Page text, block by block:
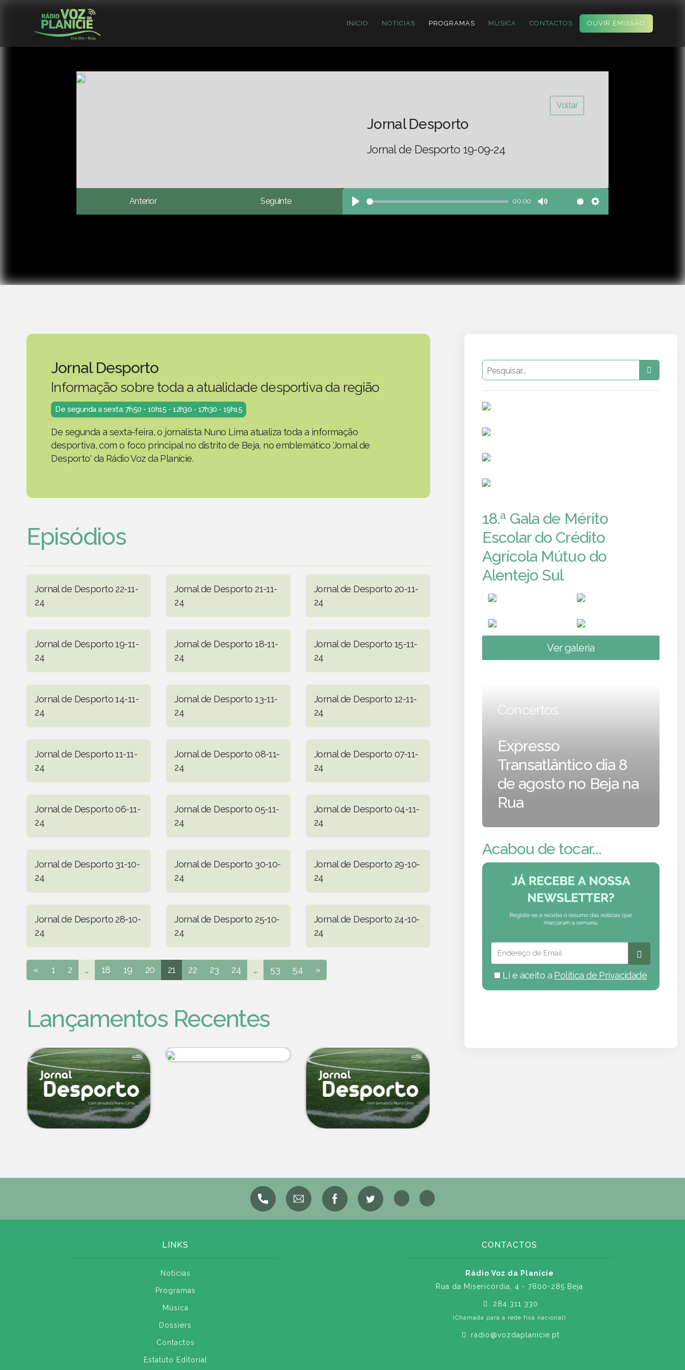
INÍCIO NOTÍCIAS PROGRAMAS MÚSICA CONTACTOS OUVIR EMISSÃO
Voltar
Jornal Desporto
Jornal de Desporto 19-09-24
Anterior Seguinte
Play
00:00
Mute Settings
Jornal Desporto
Informação sobre toda a atualidade desportiva da região
De segunda a sexta: 7h50 - 10h15 - 12h30 - 17h30 - 19h15
De segunda a sexta-feira, o jornalista Nuno Lima atualiza toda a informação
desportiva, com o foco principal no distrito de Beja, no emblemático 'Jornal de
Desporto' da Rádio Voz da Planície.
Episódios
Jornal de Desporto 22-11-
24
Jornal de Desporto 21-11-
24
Jornal de Desporto 20-11-
24
Jornal de Desporto 19-11-
24
Jornal de Desporto 18-11-
24
Jornal de Desporto 15-11-
24
Jornal de Desporto 14-11-
24
Jornal de Desporto 13-11-
24
Jornal de Desporto 12-11-
24
Jornal de Desporto 11-11-
24
Jornal de Desporto 08-11-
24
Jornal de Desporto 07-11-
24
Jornal de Desporto 06-11-
24
Jornal de Desporto 05-11-
24
Jornal de Desporto 04-11-
24
Jornal de Desporto 31-10-
24
Jornal de Desporto 30-10-
24
Jornal de Desporto 29-10-
24
Jornal de Desporto 28-10-
24
Jornal de Desporto 25-10-
24
Jornal de Desporto 24-10-
24
« 1 2 ... 18 19 20 21 22 23 24 ... 53 54 »
Lançamentos Recentes
18.ª Gala de Mérito
Escolar do Crédito
Agrícola Mútuo do
Alentejo Sul
Ver galeria
Concertos
Expresso
Transatlântico dia 8
de agosto no Beja na
Rua
Acabou de tocar...
Li e aceito a Política de Privacidade
LINKS
Notícias
Programas
Música
Dossiers
Contactos
Estatuto Editorial
CONTACTOS
Rádio Voz da Planície
Rua da Misericórdia, 4 - 7800-285 Beja
284 311 330
(Chamada para a rede fixa nacional)
radio@vozdaplanicie.pt